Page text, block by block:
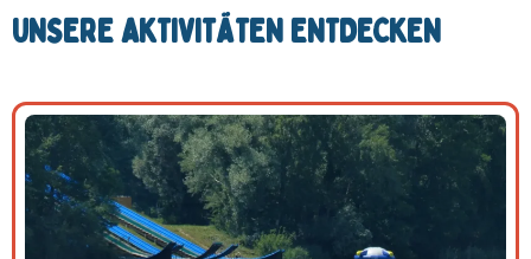
UNSERE AKTIVITÄTEN ENTDECKEN